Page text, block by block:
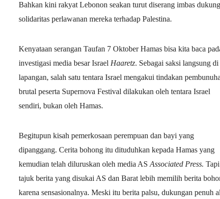
Bahkan kini rakyat Lebonon seakan turut diserang imbas
solidaritas perlawanan mereka terhadap Palestina.
Kenyataan serangan Taufan 7 Oktober Hamas bisa kita baca
investigasi media besar Israel Haaretz. Sebagai saksi langsung di
lapangan, salah satu tentara Israel mengakui tindakan
brutal peserta Supernova Festival dilakukan oleh tentara Israel
sendiri, bukan oleh Hamas.
Begitupun kisah pemerkosaan perempuan dan bayi yang
dipanggang. Cerita bohong itu dituduhkan kepada Hamas yang
kemudian telah diluruskan oleh media AS Associated Press. Tapi
tajuk berita yang disukai AS dan Barat lebih memilih berita
karena sensasionalnya. Meski itu berita palsu, dukungan penuh